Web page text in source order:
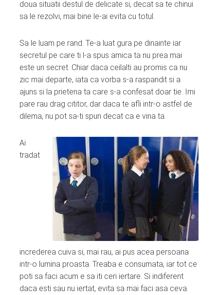
doua situatii destul de delicate si, decat sa te chinui
sa le rezolvi, mai bine le-ai evita cu totul.
Sa le luam pe rand. Te-a luat gura pe dinainte iar
secretul pe care ti l-a spus amica ta nu prea mai
este un secret. Chiar daca ceilalti au promis ca nu
zic mai departe, iata ca vorba s-a raspandit si a
ajuns si la prietena ta care s-a confesat doar tie. Imi
pare rau drag cititor, dar daca te afli intr-o astfel de
dilema, nu pot sa-ti spun decat ca e vina ta.
Ai
tradat
increderea cuiva si, mai rau, ai pus acea persoana
intr-o lumina proasta. Treaba e consumata, iar tot ce
poti sa faci acum e sa iti ceri iertare. Si indiferent
daca esti sau nu iertat, evita sa mai faci asa ceva.